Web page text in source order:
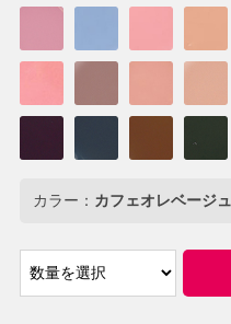
カラー： カフェオレベージュ